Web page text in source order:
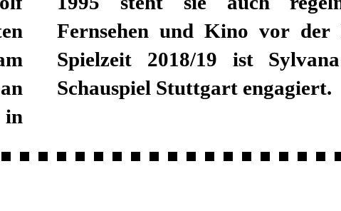
in
Schauspiel Stuttgart engagiert.